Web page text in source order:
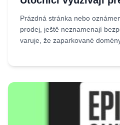
Prázdná stránka nebo
prodej, ještě neznamenají
varuje, že zaparkované